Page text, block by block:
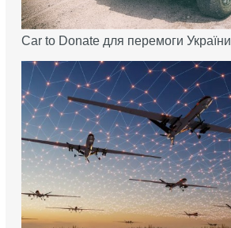
Car to Donate для перемоги України